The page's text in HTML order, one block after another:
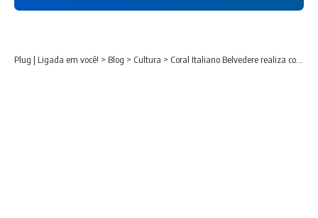
Plug | Ligada em você! > Blog > Cultura > Coral Italiano Belvedere realiza concerto gratuito em São José dos Pinhais